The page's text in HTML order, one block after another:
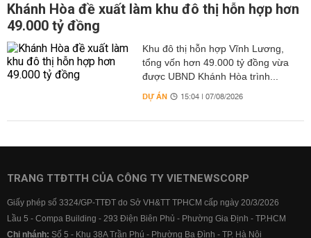
Khánh Hòa đề xuất làm khu đô thị hỗn hợp hơn
49.000 tỷ đồng
Khu đô thị hỗn hợp Vĩnh Lương,
tổng vốn hơn 49.000 tỷ đồng vừa
được UBND Khánh Hòa trình...
DỰ ÁN 15:04 | 07/08/2026
TRANG TTĐTTH CỦA CÔNG TY VIETNEWSCORP
Giấy phép số 3324/GP-TTĐT do Sở VH&TT TPHCM cấp ngày 20/3/2026
Lầu 5 - Compa Building - 293 Điện Biên Phủ - Phường Gia Định - TP.HCM
Chi nhánh: Số 5 - Khu 38A Trần Phú - Phường Ba Đình - TP. Hà Nội